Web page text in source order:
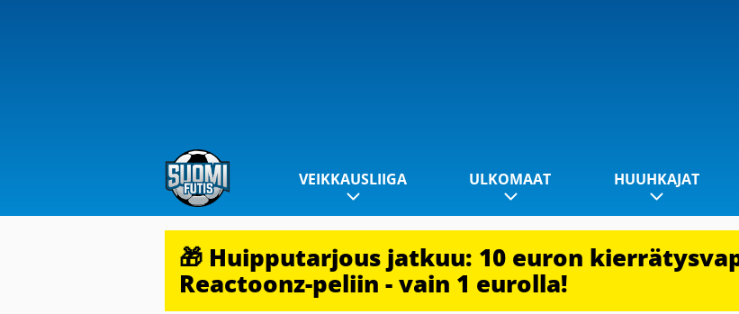
VEIKKAUSLIIGA ULKOMAAT HUUHKAJAT
🎁 Huipputarjous jatkuu: 10 euron
Reactoonz-peliin - vain 1 eurolla!